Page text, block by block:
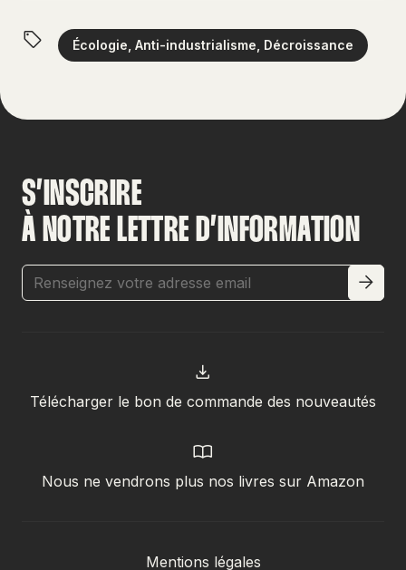
Écologie, Anti-industrialisme, Décroissance
S’INSCRIRE
À NOTRE LETTRE D’INFORMATION
Télécharger le bon de commande des nouveautés
Nous ne vendrons plus nos livres sur Amazon
Mentions légales